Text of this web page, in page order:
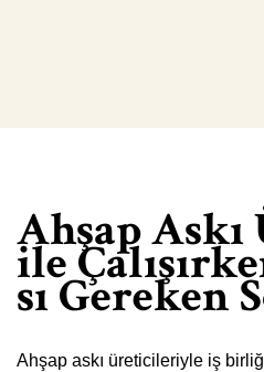
Ahşap
ile
sı Gereken
Ahşap askı üreticileriyle iş